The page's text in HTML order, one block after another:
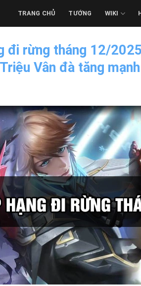
TRANG CHỦ TƯỚNG WIKI
đi rừng tháng 12/
Vân đà tăng